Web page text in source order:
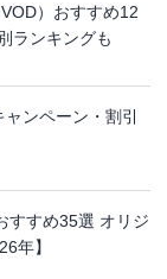
）おすすめ12
ランキングも
ンペーン・割引
すすめ35選 オリジ
年】